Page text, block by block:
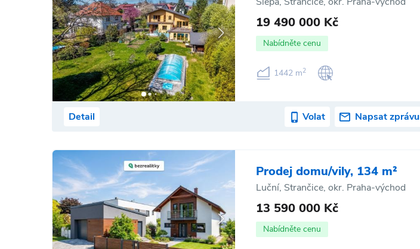
19 490 000 Kč
Nabídněte cenu
1442 m2
Detail Volat Napsat zprávu
Prodej domu/vily, 134 m²
Luční, Strančice, okr. Praha-východ
13 590 000 Kč
Nabídněte cenu